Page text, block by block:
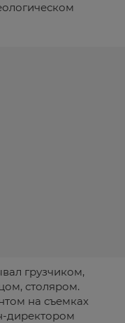
грузчиком,
столяром.
на съемках
директором